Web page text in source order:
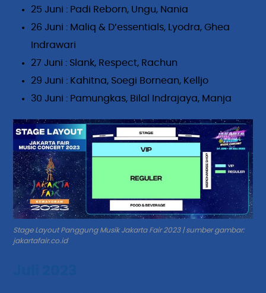
25 Juni : Padi Reborn, Ungu, Nania
26 Juni : Maliq & D’essentials, Lyodra, Ghea
Indrawari
27 Juni : Slank, Respect, Rachun
29 Juni : Kahitna, Soegi Bornean, Kelljo
30 Juni : Pamungkas, Bilal Indrajaya, Manja
Stage Layout Panggung Musik Jakarta Fair 2023 | sumber gambar:
jakartafair.co.id